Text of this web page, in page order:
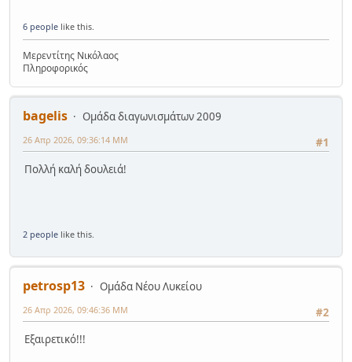
6 people like this.
Μερεντίτης Νικόλαος
Πληροφορικός
bagelis
Ομάδα διαγωνισμάτων 2009
#1
26 Απρ 2026, 09:36:14 ΜΜ
Πολλή καλή δουλειά!
2 people like this.
petrosp13
Ομάδα Νέου Λυκείου
#2
26 Απρ 2026, 09:46:36 ΜΜ
Εξαιρετικό!!!